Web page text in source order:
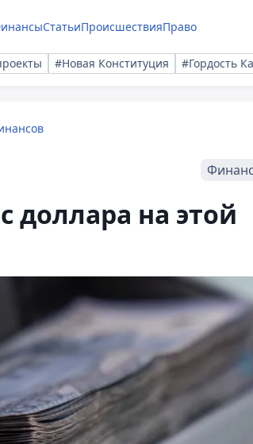
СтатьиПроисшествияПраво
#Новая Конституция #Гордость
доллара на этой